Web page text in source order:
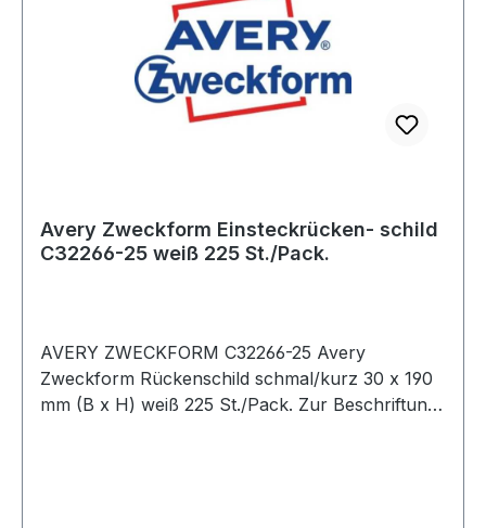
Avery Zweckform Einsteckrücken- schild
C32266-25 weiß 225 St./Pack.
AVERY ZWECKFORM C32266-25 Avery
Zweckform Rückenschild schmal/kurz 30 x 190
mm (B x H) weiß 225 St./Pack. Zur Beschriftung